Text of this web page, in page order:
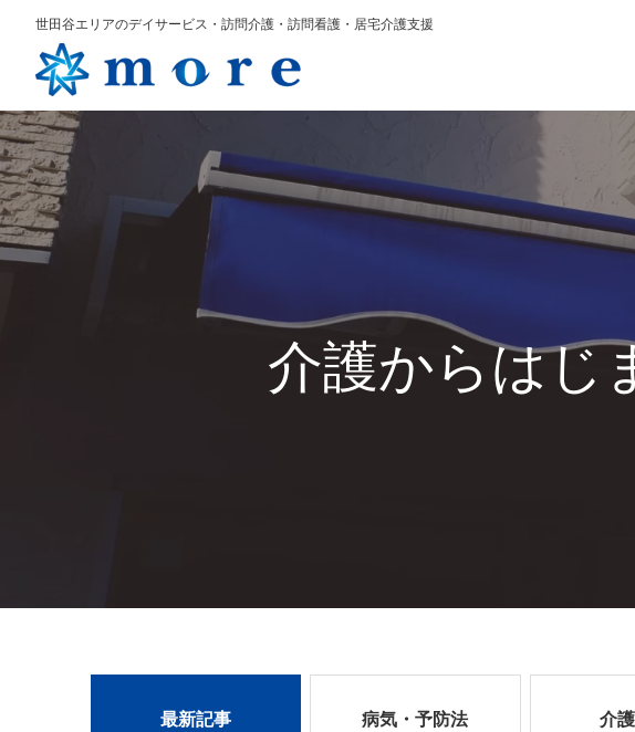
世田谷エリアのデイサービス・訪問介護・訪問看護・居宅介護支援
介護からはじ
最新記事 病気・予防法 介